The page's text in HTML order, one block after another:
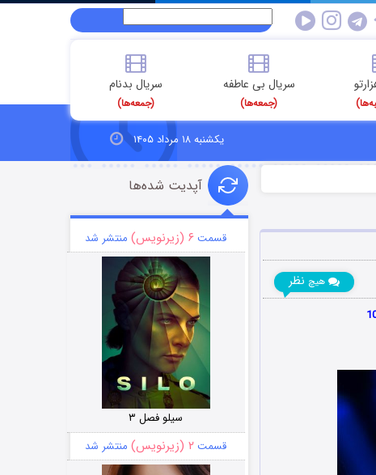
سریال بی عاطفه
(جمعه‌ها)
سریال بدنام
(جمعه‌ها)
یکشنبه ۱۸ مرداد ۱۴۰۵
هیچ نظر
آپدیت شده‌ها
قسمت ۶ (زیرنویس) منتشر شد
سیلو فصل ۳
قسمت ۲ (زیرنویس) منتشر شد